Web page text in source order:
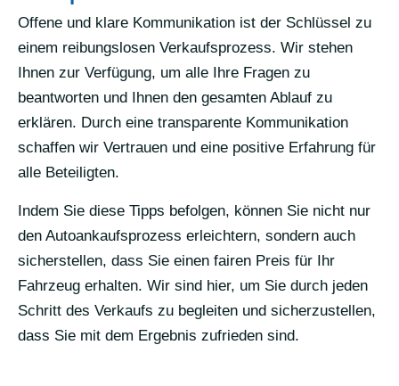
Offene und klare Kommunikation ist der Schlüssel zu
einem reibungslosen Verkaufsprozess. Wir stehen
Ihnen zur Verfügung, um alle Ihre Fragen zu
beantworten und Ihnen den gesamten Ablauf zu
erklären. Durch eine transparente Kommunikation
schaffen wir Vertrauen und eine positive Erfahrung für
alle Beteiligten.
Indem Sie diese Tipps befolgen, können Sie nicht nur
den Autoankaufsprozess erleichtern, sondern auch
sicherstellen, dass Sie einen fairen Preis für Ihr
Fahrzeug erhalten. Wir sind hier, um Sie durch jeden
Schritt des Verkaufs zu begleiten und sicherzustellen,
dass Sie mit dem Ergebnis zufrieden sind.